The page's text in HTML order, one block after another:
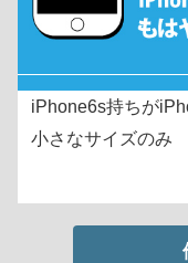
iPhone6s持ちが
小さなサイズのみ